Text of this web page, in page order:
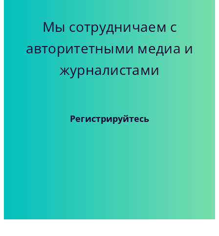
Мы сотрудничаем с
авторитетными медиа и
журналистами
Регистрируйтесь